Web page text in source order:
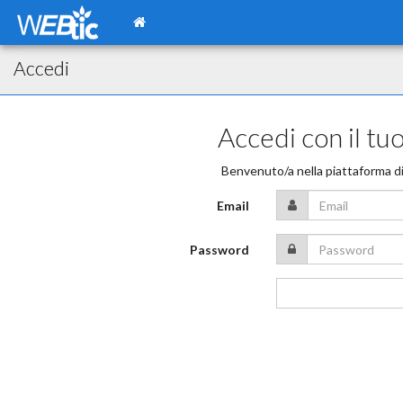
Accedi
Accedi con il
Benvenuto/a nella piattaforma
Email
Password